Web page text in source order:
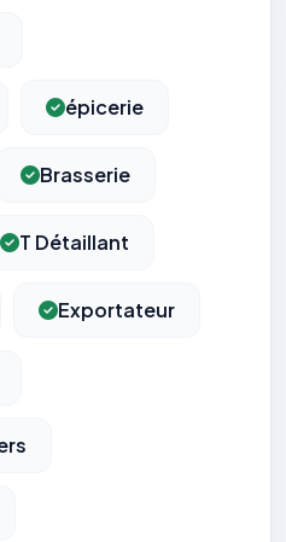
épicerie
Brasserie
T Détaillant
Exportateur